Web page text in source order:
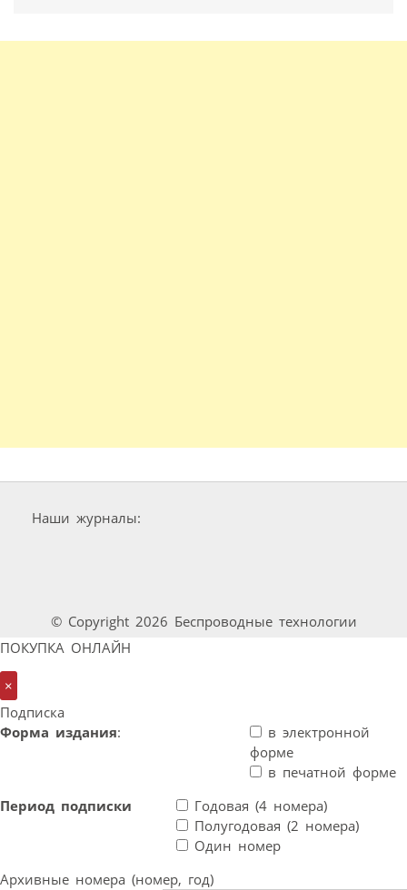
Наши журналы:
© Copyright 2026 Беспроводные технологии
ПОКУПКА ОНЛАЙН
×
Подписка
Форма издания:
в электронной
форме
в печатной форме
Период подписки
Годовая (4 номера)
Полугодовая (2 номера)
Один номер
Архивные номера (номер, год)